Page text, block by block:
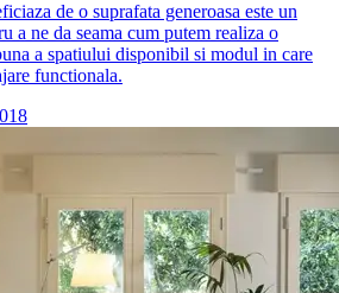
de o suprafata generoasa este un
a ne da seama cum putem realiza o
a spatiului disponibil si modul in care
functionala.